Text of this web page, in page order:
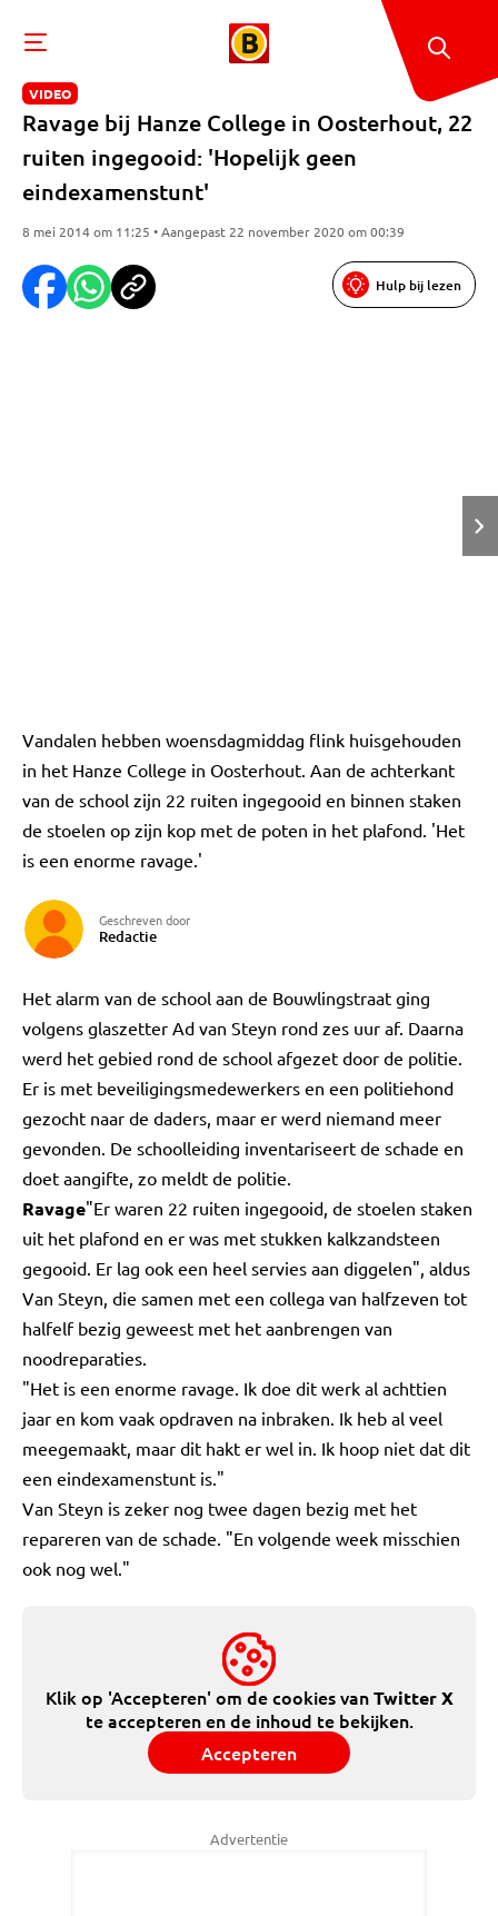
VIDEO
Ravage bij Hanze College in Oosterhout, 22
ruiten ingegooid: 'Hopelijk geen
eindexamenstunt'
8 mei 2014 om 11:25 • Aangepast 22 november 2020 om 00:39
Hulp bij lezen
Vandalen hebben woensdagmiddag flink huisgehouden
in het Hanze College in Oosterhout. Aan de achterkant
van de school zijn 22 ruiten ingegooid en binnen staken
de stoelen op zijn kop met de poten in het plafond. 'Het
is een enorme ravage.'
Geschreven door
Redactie
Het alarm van de school aan de Bouwlingstraat ging
volgens glaszetter Ad van Steyn rond zes uur af. Daarna
werd het gebied rond de school afgezet door de politie.
Er is met beveiligingsmedewerkers en een politiehond
gezocht naar de daders, maar er werd niemand meer
gevonden. De schoolleiding inventariseert de schade en
doet aangifte, zo meldt de politie.
Ravage"Er waren 22 ruiten ingegooid, de stoelen staken
uit het plafond en er was met stukken kalkzandsteen
gegooid. Er lag ook een heel servies aan diggelen", aldus
Van Steyn, die samen met een collega van halfzeven tot
halfelf bezig geweest met het aanbrengen van
noodreparaties.
"Het is een enorme ravage. Ik doe dit werk al achttien
jaar en kom vaak opdraven na inbraken. Ik heb al veel
meegemaakt, maar dit hakt er wel in. Ik hoop niet dat dit
een eindexamenstunt is."
Van Steyn is zeker nog twee dagen bezig met het
repareren van de schade. "En volgende week misschien
ook nog wel."
Klik op 'Accepteren' om de cookies vanTwitter X
te accepteren en de inhoud te bekijken.
Accepteren
Advertentie